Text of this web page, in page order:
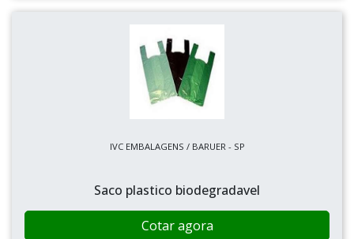
IVC EMBALAGENS / BARUER - SP
Saco plastico biodegradavel
Cotar agora